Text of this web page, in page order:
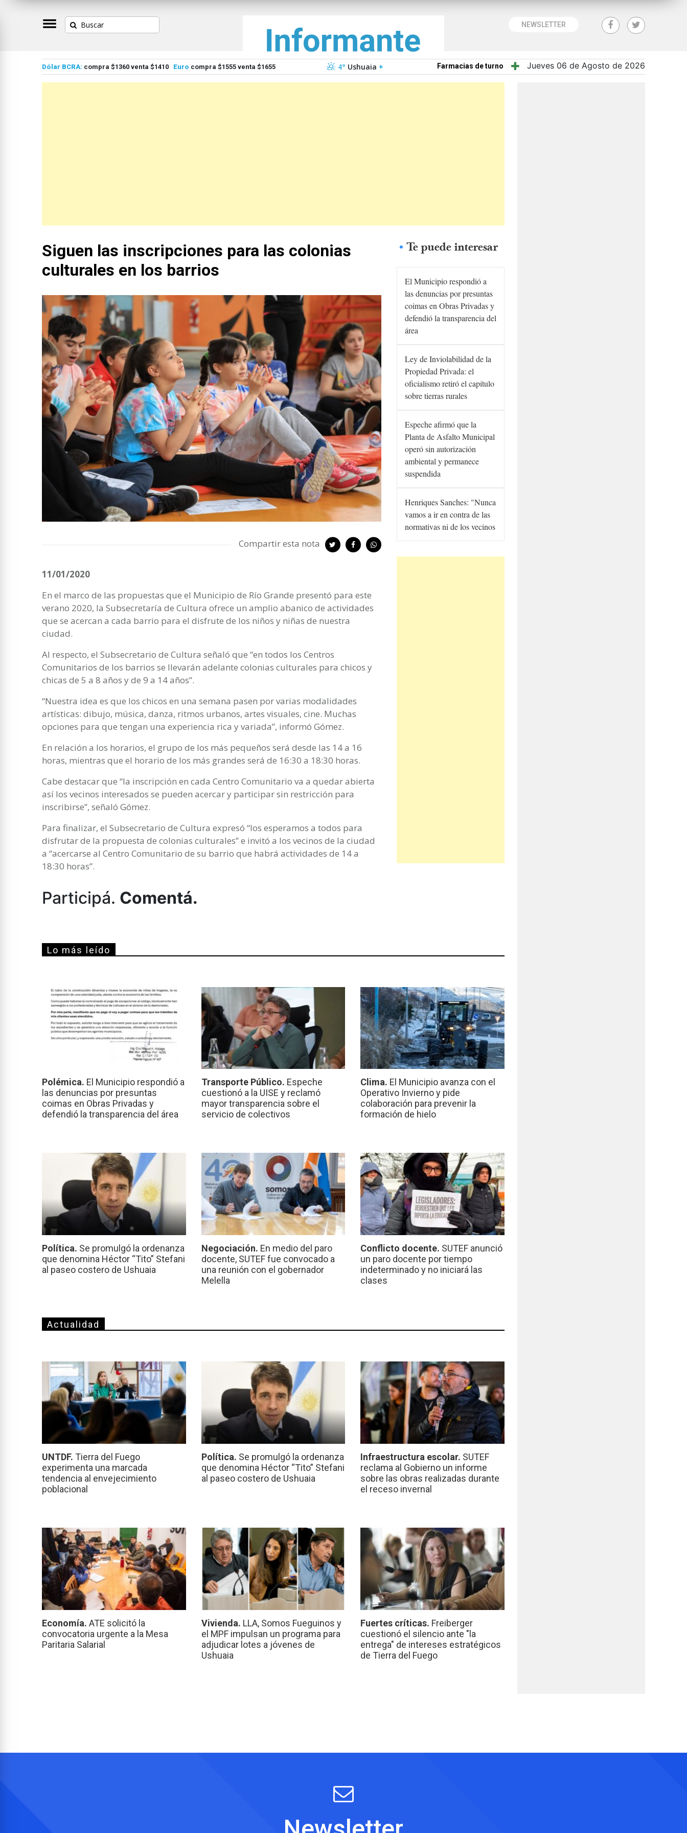
NEWSLETTER
Dólar BCRA: compra $1360 venta $1410 Euro compra $1555 venta $1655 4° Ushuaia + Farmacias de turno Jueves 06 de Agosto de 2026
Siguen las inscripciones para las colonias
culturales en los barrios
Compartir esta nota
11/01/2020
En el marco de las propuestas que el Municipio de Río Grande presentó para este
verano 2020, la Subsecretaría de Cultura ofrece un amplio abanico de actividades
que se acercan a cada barrio para el disfrute de los niños y niñas de nuestra
ciudad.
Al respecto, el Subsecretario de Cultura señaló que “en todos los Centros
Comunitarios de los barrios se llevarán adelante colonias culturales para chicos y
chicas de 5 a 8 años y de 9 a 14 años”.
“Nuestra idea es que los chicos en una semana pasen por varias modalidades
artísticas: dibujo, música, danza, ritmos urbanos, artes visuales, cine. Muchas
opciones para que tengan una experiencia rica y variada”, informó Gómez.
En relación a los horarios, el grupo de los más pequeños será desde las 14 a 16
horas, mientras que el horario de los más grandes será de 16:30 a 18:30 horas.
Cabe destacar que “la inscripción en cada Centro Comunitario va a quedar abierta
así los vecinos interesados se pueden acercar y participar sin restricción para
inscribirse”, señaló Gómez.
Para finalizar, el Subsecretario de Cultura expresó “los esperamos a todos para
disfrutar de la propuesta de colonias culturales” e invitó a los vecinos de la ciudad
a “acercarse al Centro Comunitario de su barrio que habrá actividades de 14 a
18:30 horas”.
Te puede interesar
El Municipio respondió a
las denuncias por presuntas
coimas en Obras Privadas y
defendió la transparencia del
área
Ley de Inviolabilidad de la
Propiedad Privada: el
oficialismo retiró el capítulo
sobre tierras rurales
Espeche afirmó que la
Planta de Asfalto Municipal
operó sin autorización
ambiental y permanece
suspendida
Henriques Sanches: "Nunca
vamos a ir en contra de las
normativas ni de los vecinos
Participá. Comentá.
Lo más leído
Polémica. El Municipio respondió a
las denuncias por presuntas
coimas en Obras Privadas y
defendió la transparencia del área
Transporte Público. Espeche
cuestionó a la UISE y reclamó
mayor transparencia sobre el
servicio de colectivos
Clima. El Municipio avanza con el
Operativo Invierno y pide
colaboración para prevenir la
formación de hielo
Política. Se promulgó la ordenanza
que denomina Héctor “Tito” Stefani
al paseo costero de Ushuaia
Negociación. En medio del paro
docente, SUTEF fue convocado a
una reunión con el gobernador
Melella
Conflicto docente. SUTEF anunció
un paro docente por tiempo
indeterminado y no iniciará las
clases
Actualidad
UNTDF. Tierra del Fuego
experimenta una marcada
tendencia al envejecimiento
poblacional
Política. Se promulgó la ordenanza
que denomina Héctor “Tito” Stefani
al paseo costero de Ushuaia
Infraestructura escolar. SUTEF
reclama al Gobierno un informe
sobre las obras realizadas durante
el receso invernal
Economía. ATE solicitó la
convocatoria urgente a la Mesa
Paritaria Salarial
Vivienda. LLA, Somos Fueguinos y
el MPF impulsan un programa para
adjudicar lotes a jóvenes de
Ushuaia
Fuertes críticas. Freiberger
cuestionó el silencio ante "la
entrega" de intereses estratégicos
de Tierra del Fuego